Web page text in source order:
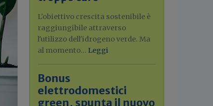
L'obiettivo crescita sostenibile è
raggiungibile attraverso
l'utilizzo dell'idrogeno verde. Ma
al momento... Leggi
Bonus
elettrodomestici
green, spunta il nuovo